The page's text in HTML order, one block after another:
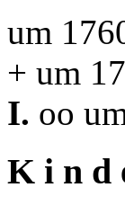
um
+ um
I. oo
K i n d